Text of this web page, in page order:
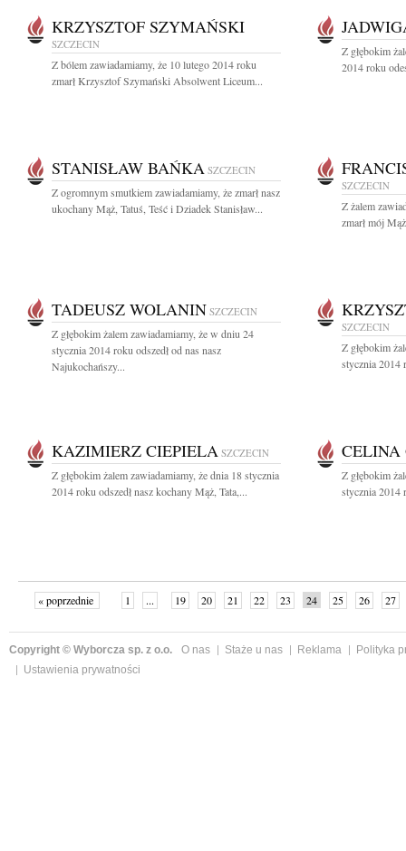
KRZYSZTOF SZYMAŃSKI
SZCZECIN
Z bólem zawiadamiamy, że 10 lutego 2014 roku
zmarł Krzysztof Szymański Absolwent Liceum...
Z głębokim
2014 roku
STANISŁAW BAŃKA SZCZECIN
Z ogromnym smutkiem zawiadamiamy, że zmarł nasz
ukochany Mąż, Tatuś, Teść i Dziadek Stanisław...
SZCZECIN
Z żalem
zmarł mój
TADEUSZ WOLANIN SZCZECIN
Z głębokim żalem zawiadamiamy, że w dniu 24
stycznia 2014 roku odszedł od nas nasz
Najukochańszy...
SZCZECIN
Z głębokim
stycznia 2014
KAZIMIERZ CIEPIELA SZCZECIN
Z głębokim żalem zawiadamiamy, że dnia 18 stycznia
2014 roku odszedł nasz kochany Mąż, Tata,...
CELINA
Z głębokim
stycznia 2014
« poprzednie 1 ... 19 20 21 22 23 24 25 26
27
Copyright © Wyborcza sp. z o.o. O nas Staże u nas Reklama
Polityka
Ustawienia prywatności